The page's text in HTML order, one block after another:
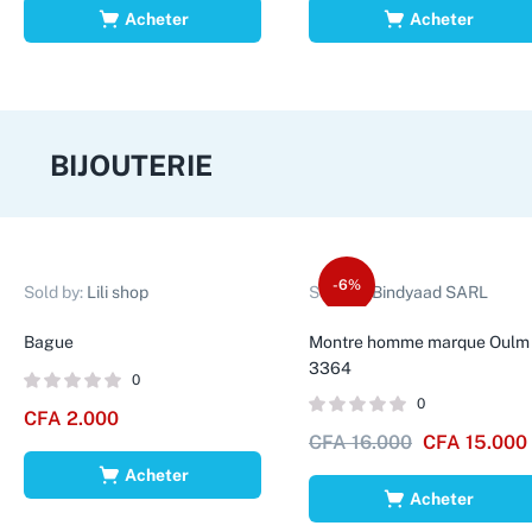
Acheter Acheter
BIJOUTERIE
Sold by: Lili shop
Bague
0
CFA 2.000
Acheter
-6%
Sold by: Bindyaad SARL
Montre homme marque Oulm
3364
0
CFA16.000 CFA 15.000
Acheter